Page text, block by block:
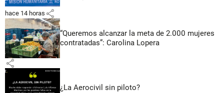
hace 14 horas share
“Queremos alcanzar la meta de 2.000 mujeres
contratadas”: Carolina Lopera
share
¿La Aerocivil sin piloto?